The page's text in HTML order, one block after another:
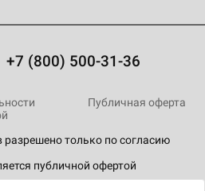
+7 (800) 500-31-36
только по согласию
публичной офертой
Публичная оферта